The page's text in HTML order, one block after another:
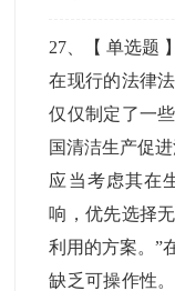
27 、【单选题 】
在现行的法律
仅仅制定了一
国清洁生产促
应当考虑其在
响，优先选择
利用的方案。”
缺乏可操作性